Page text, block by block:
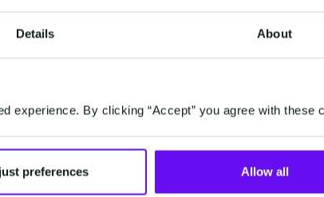
Details About
experience. By clicking “Accept” you agree with these
preferences Allow all
Pubblica Amministrazione per questioni
è l’unico responsabile dell’utilizzo del
documento firmato con questo certificato ha
fino a querela di falso e impegna